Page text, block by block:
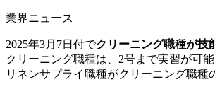
業界ニュース
2025年3月7日付でクリーニング職種が技
クリーニング職種は、2号まで実習が可能
リネンサプライ職種がクリーニング職種